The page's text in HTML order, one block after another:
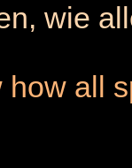
wie
how all